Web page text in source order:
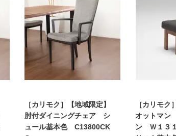
［カリモク］【地域限定】
肘付ダイニングチェア シ
ュール基本色 C13800CK
［カリモク
オットマン
ン Ｗ１３